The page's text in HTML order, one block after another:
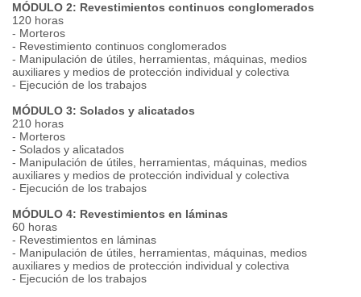
MÓDULO 2: Revestimientos continuos conglomerados
120 horas
- Morteros
- Revestimiento continuos conglomerados
- Manipulación de útiles, herramientas, máquinas, medios
auxiliares y medios de protección individual y colectiva
- Ejecución de los trabajos
MÓDULO 3: Solados y alicatados
210 horas
- Morteros
- Solados y alicatados
- Manipulación de útiles, herramientas, máquinas, medios
auxiliares y medios de protección individual y colectiva
- Ejecución de los trabajos
MÓDULO 4: Revestimientos en láminas
60 horas
- Revestimientos en láminas
- Manipulación de útiles, herramientas, máquinas, medios
auxiliares y medios de protección individual y colectiva
- Ejecución de los trabajos